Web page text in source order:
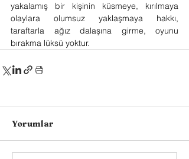
yakalamış bir kişinin küsmeye, kırılmaya
olaylara olumsuz yaklaşmaya hakkı,
taraftarla ağız dalaşına girme, oyunu
bırakma lüksü yoktur.
Yorumlar